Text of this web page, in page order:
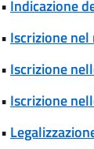
• Indicazione
• Iscrizione
• Iscrizione
• Iscrizione
•